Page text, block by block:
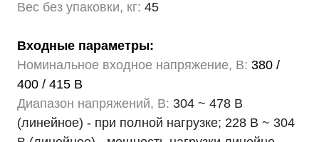
Вес без упаковки, кг: 45
Входные параметры:
Номинальное входное напряжение, В: 380 /
400 / 415 В
Диапазон напряжений, В: 304 ~ 478 В
(линейное) - при полной нагрузке; 228 В ~ 304